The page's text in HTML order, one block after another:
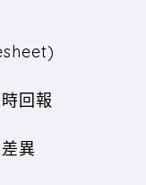
回報
異